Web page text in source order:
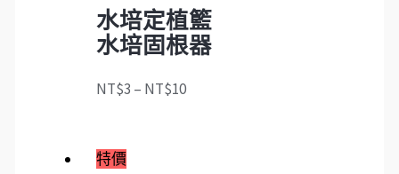
水培定植籃
水培固根器
NT$3 – NT$10
特價